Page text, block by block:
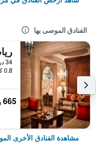
الفنادق الموصى بها
0.8 كيلومتر عن وسط المدينة
665 ﷼
مشاهدة الفنادق الأخرى